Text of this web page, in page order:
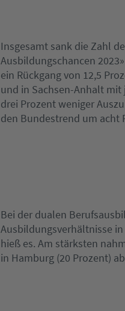
Insgesamt sank die Zahl
Ausbildungschancen
ein Rückgang von 12,5
und in Sachsen-Anhalt mit
drei Prozent weniger
den Bundestrend um acht
Bei der dualen
Ausbildungsverhältnisse
hieß es. Am stärksten
in Hamburg (20 Prozent)